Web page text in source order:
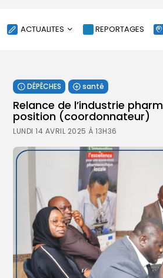
ACTUALITES
SOCIÉTÉ
ÉCONOMIE
CULTURE
ENVIRONNEMENT
AGENDA
SANTE
REPORTAGES
DÉPÊCHES santé
Relance de l’industrie
position (coordonnateur)
LUNDI 14 AVRIL 2025 À 13H36